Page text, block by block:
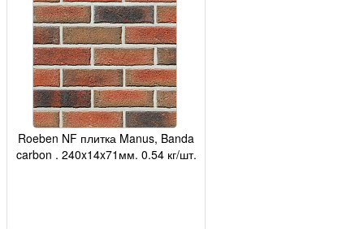
Roeben NF плитка Manus, Banda
carbon , 240x14x71мм, 0,54 кг/шт,